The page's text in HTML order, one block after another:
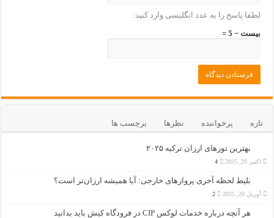
لطفا پاسخ را به عدد انگلیسی وارد کنید:
بیست − 5 =
تازه پرخواننده نظرها برچسب ها
بهترین تورهای ارزان ترکیه ۲۰۲۵
اکتبر 29, 2025 4
بلیط لحظه آخری پروازهای خارجی: آیا همیشه ارزان‌تر است؟
آوریل 26, 2025 2
هر آنچه درباره خدمات لوکس CIP در فرودگاه‌ کیش باید بدانید